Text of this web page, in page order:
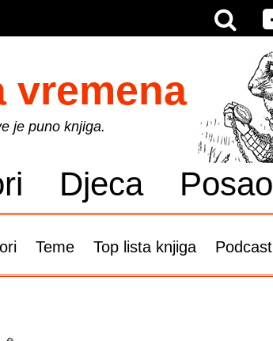
vremena
je puno knjiga.
Djeca Posao
Teme Top lista knjiga Podcast